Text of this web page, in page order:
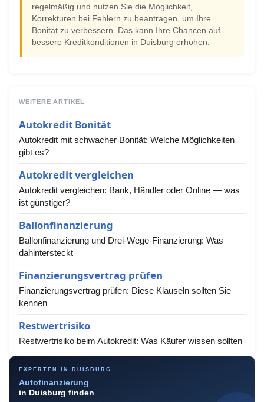
regelmäßig und nutzen Sie die Möglichkeit,
Korrekturen bei Fehlern zu beantragen, um Ihre
Bonität zu verbessern. Das kann Ihre Chancen auf
bessere Kreditkonditionen in Duisburg erhöhen.
WEITERE ARTIKEL
Autokredit Bonität
Autokredit mit schwacher Bonität: Welche Möglichkeiten
gibt es?
Autokredit vergleichen
Autokredit vergleichen: Bank, Händler oder Online — was
ist günstiger?
Ballonfinanzierung
Ballonfinanzierung und Drei-Wege-Finanzierung: Was
dahintersteckt
Finanzierungsvertrag prüfen
Finanzierungsvertrag prüfen: Diese Klauseln sollten Sie
kennen
Restwertrisiko
Restwertrisiko beim Autokredit: Was Käufer wissen sollten
EXPERTEN IN DUISBURG
Autofinanzierung
in Duisburg finden